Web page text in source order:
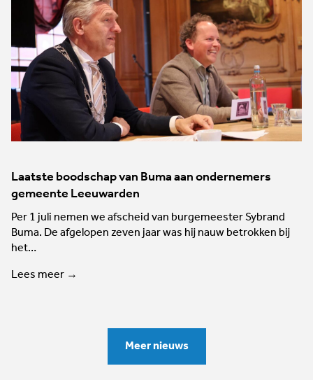
Laatste boodschap van Buma aan ondernemers
gemeente Leeuwarden
Per 1 juli nemen we afscheid van burgemeester Sybrand
Buma. De afgelopen zeven jaar was hij nauw betrokken bij
het…
Lees meer →
Meer nieuws